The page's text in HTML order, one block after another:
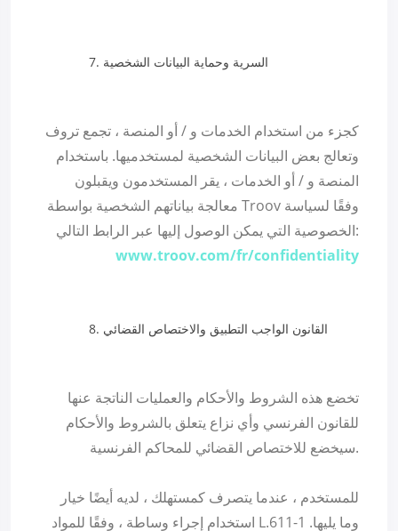
السرية وحماية البيانات الشخصية
كجزء من استخدام الخدمات و / أو المنصة ، تجمع تروف
وتعالج بعض البيانات الشخصية لمستخدميها. باستخدام
المنصة و / أو الخدمات ، يقر المستخدمون ويقبلون
معالجة بياناتهم الشخصية بواسطة Troov وفقًا لسياسة
الخصوصية التي يمكن الوصول إليها عبر الرابط التالي:
www.troov.com/fr/confidentiality
القانون الواجب التطبيق والاختصاص القضائي
تخضع هذه الشروط والأحكام والعمليات الناتجة عنها
للقانون الفرنسي وأي نزاع يتعلق بالشروط والأحكام
سيخضع للاختصاص القضائي للمحاكم الفرنسية.
للمستخدم ، عندما يتصرف كمستهلك ، لديه أيضًا خيار
استخدام إجراء وساطة ، وفقًا للمواد L.611-1 وما يليها.